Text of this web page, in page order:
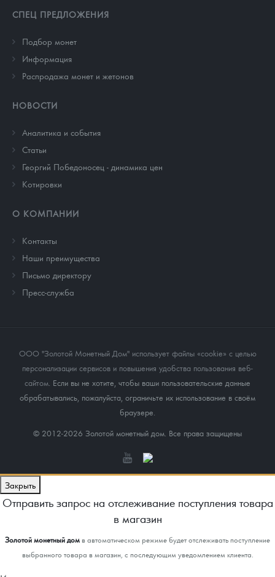
СПЕЦ ПРЕДЛОЖЕНИЯ
Подбор монет
Информация
Распродажа монет и жетонов
НОВОСТИ
Аналитика и события
Cтатьи
Георгий Победоносец - динамика цен
Котировки
О КОМПАНИИ
Контакты
Наши преимущества
Письмо директору
Пресс-служба
ООО "Золотой Монетный Дом" использует файлы «cookie» с целью
персонализации сервисов и повышения удобства пользования веб-
сайтом . Если вы не хотите, чтобы ваши пользовательские данные
обрабатывались, пожалуйста, ограничьте их использование в своём
браузере.
© 2012-2026 Золотой монетный дом. Все права защищены
Закрыть
Отправить запрос на отслеживание поступления товара
в магазин
Золотой монетный домв автоматическом режиме будет отслеживать поступление
выбранного товара в магазин, с последующим уведомлением клиента.